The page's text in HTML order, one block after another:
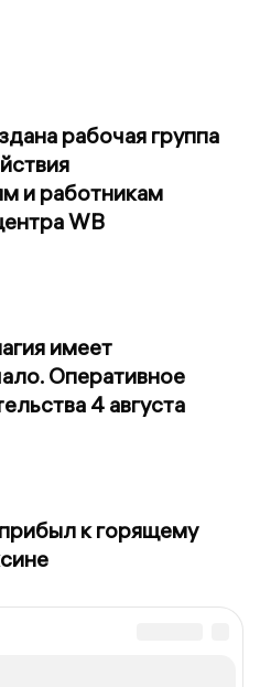
рабочая группа
и работникам
WB
имеет
Оперативное
4 августа
к горящему